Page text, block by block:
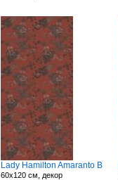
Lady Hamilton Amaranto B
60x120 см, декор